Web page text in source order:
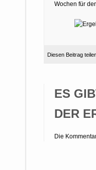
Wochen für
Diesen Beitrag
ES
DER
Die